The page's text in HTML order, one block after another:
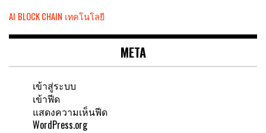
AI BLOCK CHAIN เทคโนโลยี
META
เข้าสู่ระบบ
เข้าฟีด
แสดงความเห็นฟีด
WordPress.org